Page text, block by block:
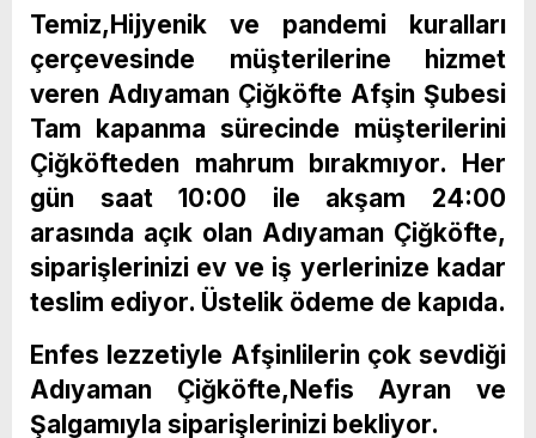
Temiz,Hijyenik ve pandemi kuralları
çerçevesinde müşterilerine hizmet
veren Adıyaman Çiğköfte Afşin Şubesi
Tam kapanma sürecinde müşterilerini
Çiğköfteden mahrum bırakmıyor. Her
gün saat 10:00 ile akşam 24:00
arasında açık olan Adıyaman Çiğköfte,
siparişlerinizi ev ve iş yerlerinize kadar
teslim ediyor. Üstelik ödeme de kapıda.
Enfes lezzetiyle Afşinlilerin çok sevdiği
Adıyaman Çiğköfte,Nefis Ayran ve
Şalgamıyla siparişlerinizi bekliyor.